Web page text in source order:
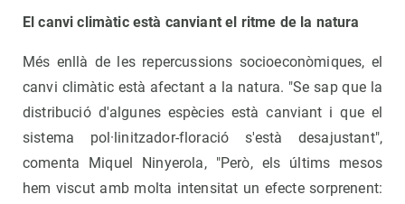
El canvi climàtic està canviant el ritme de la natura
Més enllà de les repercussions socioeconòmiques, el
canvi climàtic està afectant a la natura. "Se sap que la
distribució d'algunes espècies està canviant i que el
sistema pol·linitzador-floració s'està desajustant",
comenta Miquel Ninyerola, "Però, els últims mesos
hem viscut amb molta intensitat un efecte sorprenent: